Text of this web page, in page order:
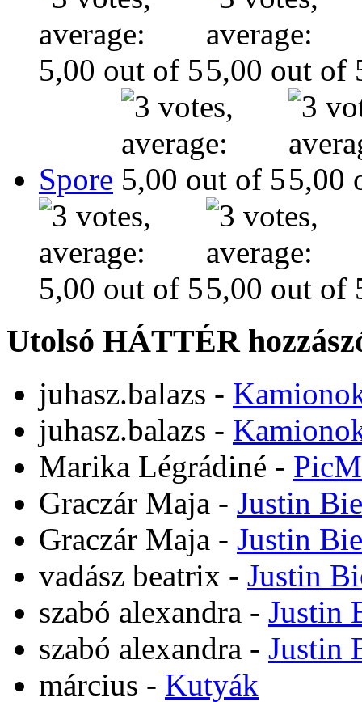
Spore
Utolsó HÁTTÉR
juhasz.balazs -
juhasz.balazs -
Marika Légrádiné -
Graczár Maja - Justin
Graczár Maja - Justin
vadász beatrix - Justin
szabó alexandra - Justin
szabó alexandra - Justin
március - Kutyák